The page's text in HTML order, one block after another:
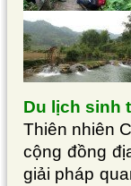
Du lịch sinh
Thiên nhiên
cộng đồng
giải pháp